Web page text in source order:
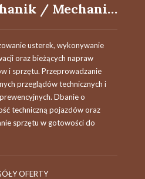
Mechanik / Mechaniczka
usterek, wykonywanie
oraz bieżących napraw
i sprzętu. Przeprowadzanie
przeglądów technicznych i
Dbanie o
techniczną pojazdów oraz
sprzętu w gotowości do
OFERTY